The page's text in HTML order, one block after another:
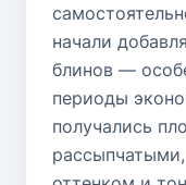
начали
блинов —
периоды
получались